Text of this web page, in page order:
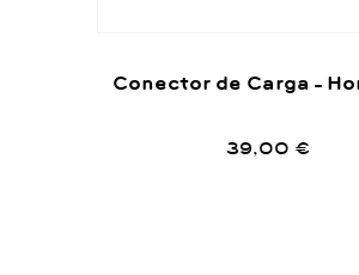
Conector de Carga –
39,00 €